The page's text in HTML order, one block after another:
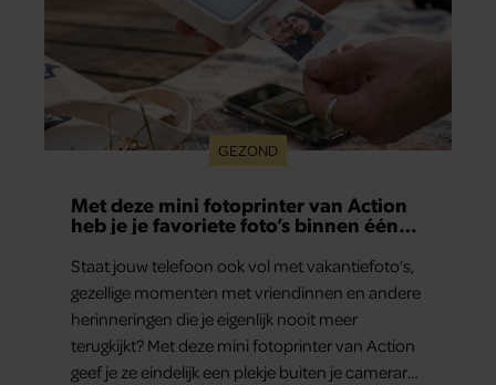
GEZOND
Met deze mini fotoprinter van Action
heb je je favoriete foto’s binnen één
Staat jouw telefoon ook vol met vakantiefoto’s,
gezellige momenten met vriendinnen en andere
herinneringen die je eigenlijk nooit meer
terugkijkt? Met deze mini fotoprinter van Action
geef je ze eindelijk een plekje buiten je camerarol.